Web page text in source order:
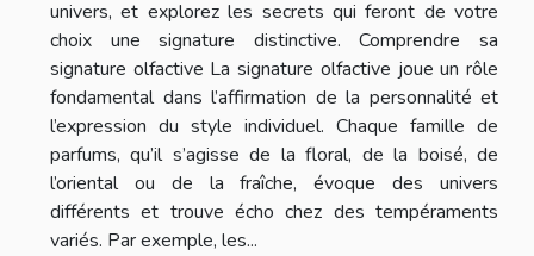
univers, et explorez les secrets qui feront de votre
choix une signature distinctive. Comprendre sa
signature olfactive La signature olfactive joue un rôle
fondamental dans l’affirmation de la personnalité et
l’expression du style individuel. Chaque famille de
parfums, qu’il s’agisse de la floral, de la boisé, de
l’oriental ou de la fraîche, évoque des univers
différents et trouve écho chez des tempéraments
variés. Par exemple, les...